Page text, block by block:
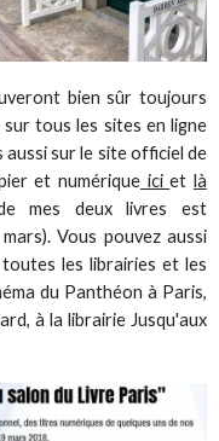
bien sûr toujours
tous les sites en ligne
aussi sur le site officiel de
et numériqueiciet là
mes deux livres est
Vous pouvez aussi
les librairies et les
du Panthéon à Paris,
à la librairie Jusqu'aux